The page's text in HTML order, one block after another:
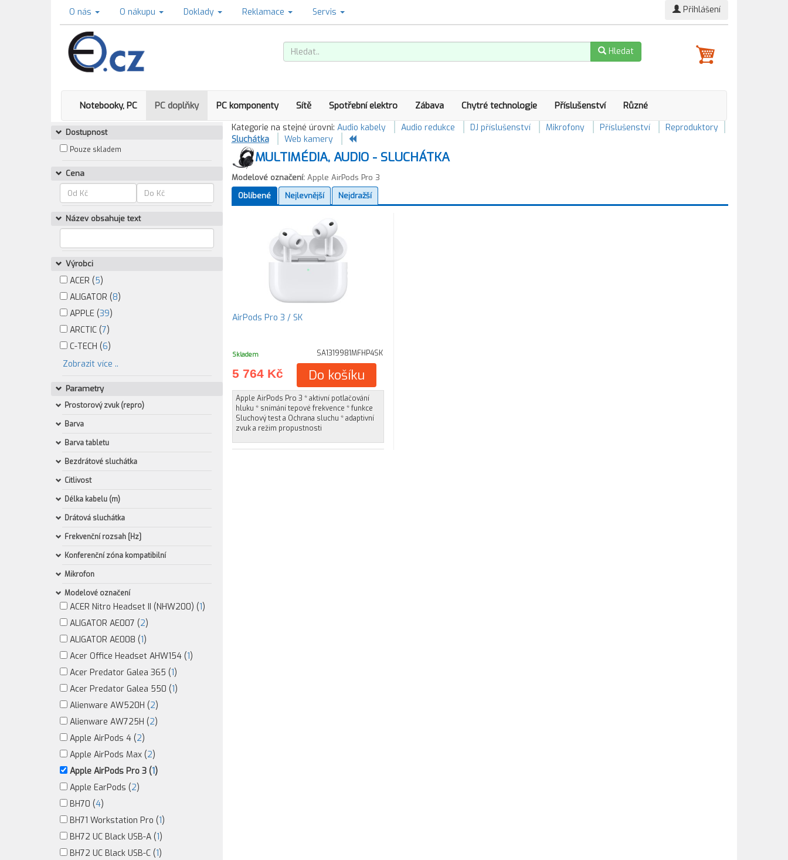
O nás O nákupu Doklady Reklamace Servis Přihlášení
Hledat
Notebooky, PC PC doplňky PC komponenty Sítě Spotřební elektro Zábava Chytré technologie Příslušenství Různé
Dostupnost
Pouze skladem
Cena
Název obsahuje text
Výrobci
ACER (5)
ALIGATOR (8)
APPLE (39)
ARCTIC (7)
C-TECH (6)
Zobrazit více ..
Parametry
Prostorový zvuk (repro)
Barva
Barva tabletu
Bezdrátové sluchátka
Citlivost
Délka kabelu (m)
Drátová sluchátka
Frekvenční rozsah [Hz]
Konferenční zóna kompatibilní
Mikrofon
Modelové označení
ACER Nitro Headset II (NHW200) (1)
ALIGATOR AE007 (2)
ALIGATOR AE008 (1)
Acer Office Headset AHW154 (1)
Acer Predator Galea 365 (1)
Acer Predator Galea 550 (1)
Alienware AW520H (2)
Alienware AW725H (2)
Apple AirPods 4 (2)
Apple AirPods Max (2)
Apple AirPods Pro 3 (1)
Apple EarPods (2)
BH70 (4)
BH71 Workstation Pro (1)
BH72 UC Black USB-A (1)
BH72 UC Black USB-C (1)
Kategorie na stejné úrovni: Audio kabely Audio redukce DJ příslušenství Mikrofony Příslušenství
Reproduktory
Sluchátka
Web kamery
MULTIMÉDIA, AUDIO - SLUCHÁTKA
Modelové označení:Apple AirPods Pro 3
Oblíbené
Nejlevnější Nejdražší
AirPods Pro 3 / SK
Skladem SA1319981MFHP4SK
5 764 Kč Do košíku
Apple AirPods Pro 3 * aktivní potlačování
hluku * snímání tepové frekvence * funkce
Sluchový test a Ochrana sluchu * adaptivní
zvuk a režim propustnosti